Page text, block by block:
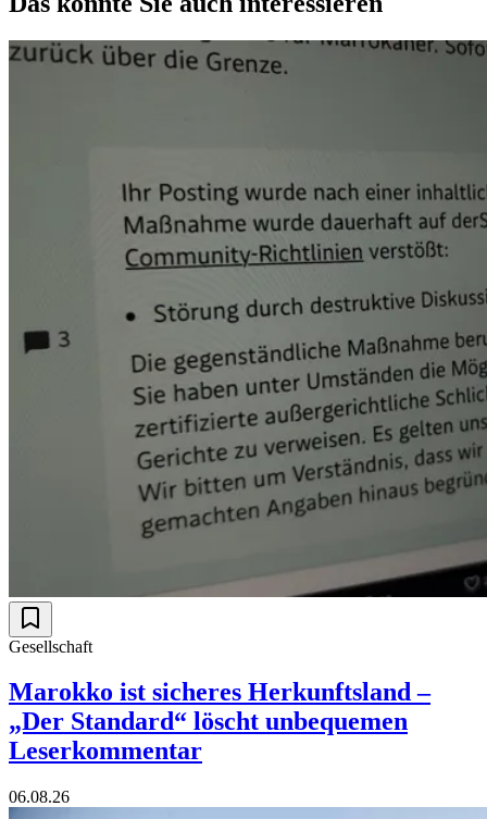
Gesellschaft
Marokko ist sicheres Herkunftsland –
„Der Standard“ löscht unbequemen
Leserkommentar
06.08.26